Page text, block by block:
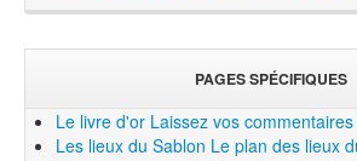
PAGES SPÉCIFIQUES
Le livre d'or Laissez vos
Les lieux du Sablon Le plan des lieux